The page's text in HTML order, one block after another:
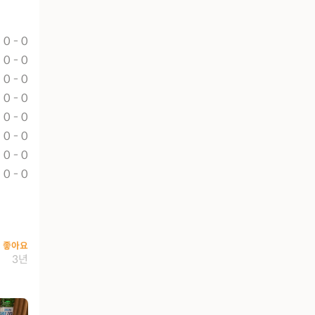
0 - 0
0 - 0
0 - 0
0 - 0
0 - 0
0 - 0
0 - 0
0 - 0
좋아요
3년